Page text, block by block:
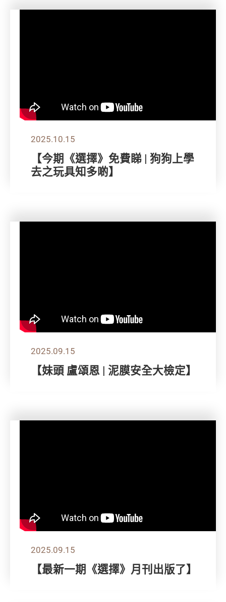
2025.10.15
【今期《選擇》免費睇 | 狗狗上學
去之玩具知多啲】
2025.09.15
【妹頭 盧頌恩 | 泥膜安全大檢定】
2025.09.15
【最新一期《選擇》月刊出版了】